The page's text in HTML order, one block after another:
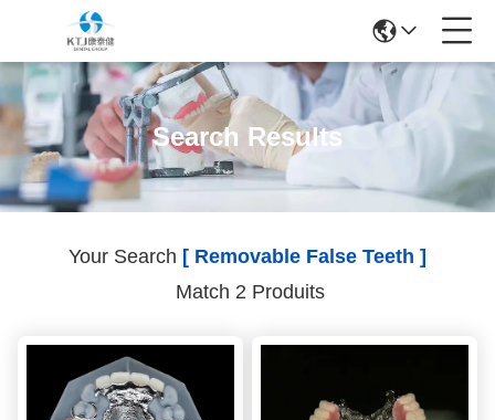
Search Results
Your Search [ Removable False Teeth ]
Match 2 Produits